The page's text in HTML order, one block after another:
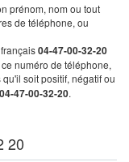
prénom, nom ou tout
de téléphone, ou
04-47-00-32-20
numéro de téléphone,
soit positif, négatif ou
04-47-00-32-20.
20